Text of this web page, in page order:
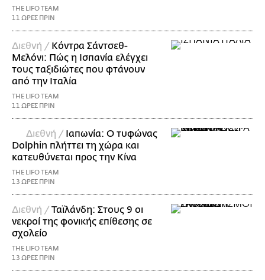
THE LIFO TEAM
11 ΩΡΕΣ ΠΡΙΝ
Διεθνή / Κόντρα Σάντσεθ-
Μελόνι: Πώς η Ισπανία ελέγχει
τους ταξιδιώτες που φτάνουν
από την Ιταλία
THE LIFO TEAM
11 ΩΡΕΣ ΠΡΙΝ
Διεθνή / Ιαπωνία: Ο τυφώνας
Dolphin πλήττει τη χώρα και
κατευθύνεται προς την Κίνα
THE LIFO TEAM
13 ΩΡΕΣ ΠΡΙΝ
Διεθνή / Ταϊλάνδη: Στους 9 οι
νεκροί της φονικής επίθεσης σε
σχολείο
THE LIFO TEAM
13 ΩΡΕΣ ΠΡΙΝ